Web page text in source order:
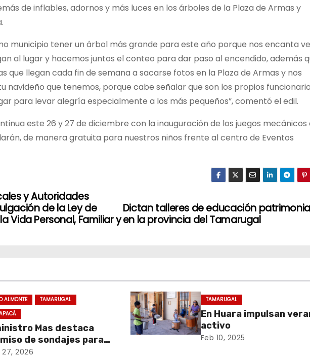
de inflables, adornos y más luces en los árboles de la Plaza de Armas y
municipio tener un árbol más grande para este año porque nos encanta
al lugar y hacemos juntos el conteo para dar paso al encendido, además
que llegan cada fin de semana a sacarse fotos en la Plaza de Armas y nos
navideño que tenemos, porque cabe señalar que son los propios
para levar alegría especialmente a los más pequeños”, comentó el edil.
este 26 y 27 de diciembre con la inauguración de los juegos mecánicos
de manera gratuita para nuestros niños frente al centro de Eventos
Dictan talleres de educación
en la provincia del Tamarugal
y Autoridades
de la Ley de
Vida Personal, Familiar y
ALMONTE
TAMARUGAL
Mas destaca
de sondajes para
Colorado
2026
TAMARUGAL
En Huara impulsan
activo
Feb 10, 2025